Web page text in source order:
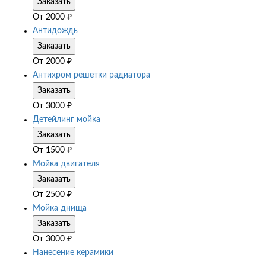
Заказать
От 2000 ₽
Антидождь
Заказать
От 2000 ₽
Антихром решетки радиатора
Заказать
От 3000 ₽
Детейлинг мойка
Заказать
От 1500 ₽
Мойка двигателя
Заказать
От 2500 ₽
Мойка днища
Заказать
От 3000 ₽
Нанесение керамики